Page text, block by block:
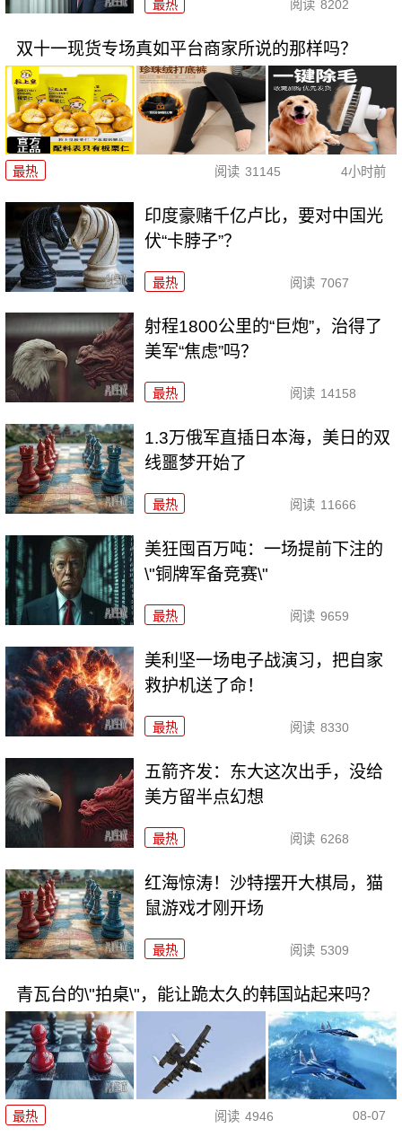
最热 阅读 8202
双十一现货专场真如平台商家所说的那样吗？
最热 阅读 31145 4小时前
印度豪赌千亿卢比，要对中国光
伏“卡脖子”？
最热 阅读 7067
射程1800公里的“巨炮”，治得了
美军“焦虑”吗？
最热 阅读 14158
1.3万俄军直插日本海，美日的双
线噩梦开始了
最热 阅读 11666
美狂囤百万吨：一场提前下注的
\"铜牌军备竞赛\"
最热 阅读 9659
美利坚一场电子战演习，把自家
救护机送了命！
最热 阅读 8330
五箭齐发：东大这次出手，没给
美方留半点幻想
最热 阅读 6268
红海惊涛！沙特摆开大棋局，猫
鼠游戏才刚开场
最热 阅读 5309
青瓦台的\"拍桌\"，能让跪太久的韩国站起来吗？
最热 阅读 4946 08-07